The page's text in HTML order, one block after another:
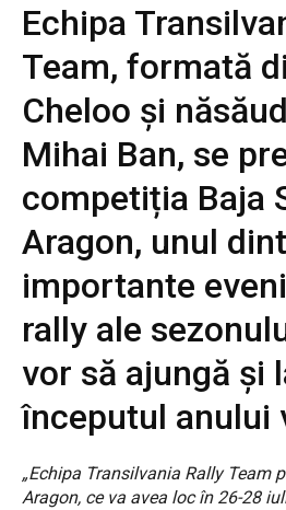
Echipa
Team, formată
Cheloo și
Mihai Ban, se
competiția Baja
Aragon, unul
importante
rally ale
vor să ajungă și
începutul anului
„Echipa Transilvania Rally Team
Aragon, ce va avea loc în 26-28